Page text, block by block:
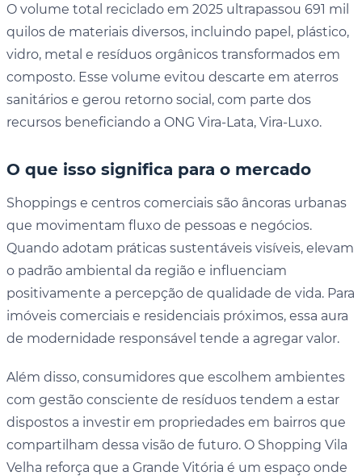
O volume total reciclado em 2025 ultrapassou 691 mil
quilos de materiais diversos, incluindo papel, plástico,
vidro, metal e resíduos orgânicos transformados em
composto. Esse volume evitou descarte em aterros
sanitários e gerou retorno social, com parte dos
recursos beneficiando a ONG Vira-Lata, Vira-Luxo.
O que isso significa para o mercado
Shoppings e centros comerciais são âncoras urbanas
que movimentam fluxo de pessoas e negócios.
Quando adotam práticas sustentáveis visíveis, elevam
o padrão ambiental da região e influenciam
positivamente a percepção de qualidade de vida. Para
imóveis comerciais e residenciais próximos, essa aura
de modernidade responsável tende a agregar valor.
Além disso, consumidores que escolhem ambientes
com gestão consciente de resíduos tendem a estar
dispostos a investir em propriedades em bairros que
compartilham dessa visão de futuro. O Shopping Vila
Velha reforça que a Grande Vitória é um espaço onde